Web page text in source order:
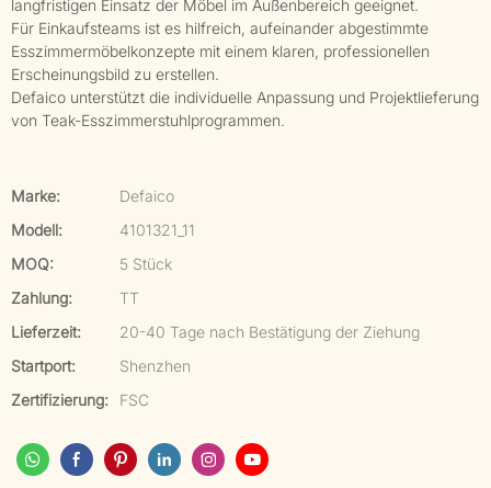
langfristigen Einsatz der Möbel im Außenbereich geeignet.
Für Einkaufsteams ist es hilfreich, aufeinander abgestimmte
Esszimmermöbelkonzepte mit einem klaren, professionellen
Erscheinungsbild zu erstellen.
Defaico unterstützt die individuelle Anpassung und Projektlieferung
von Teak-Esszimmerstuhlprogrammen.
Marke:
Defaico
Modell:
4101321_11
MOQ:
5 Stück
Zahlung:
TT
Lieferzeit:
20-40 Tage nach Bestätigung der Ziehung
Startport:
Shenzhen
Zertifizierung:
FSC